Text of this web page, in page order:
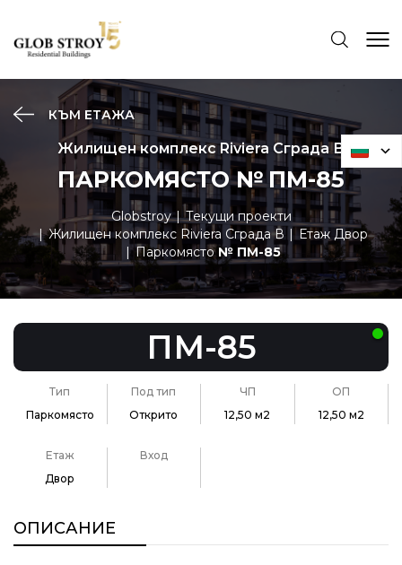
КЪМ ЕТАЖА
Жилищен комплекс Riviera Сграда В
ПАРКОМЯСТО № ПМ-85
Globstroy
Текущи проекти
Жилищен комплекс Riviera Сграда В
Етаж Двор
Паркомясто№ ПМ-85
ПМ-85
Тип
Паркомясто
Под тип
Открито
ЧП
12,50 м2
ОП
12,50 м2
Етаж
Двор
Вход
ОПИСАНИЕ